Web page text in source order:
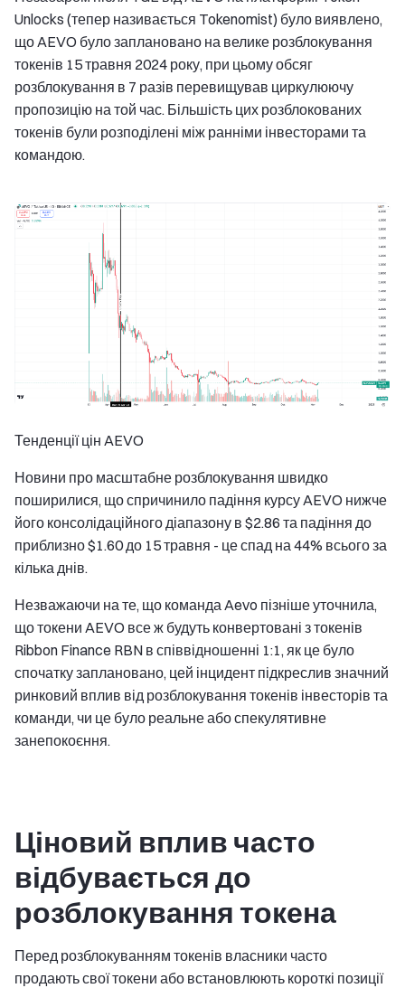
Unlocks (тепер називається Tokenomist) було виявлено,
що AEVO було заплановано на велике розблокування
токенів 15 травня 2024 року, при цьому обсяг
розблокування в 7 разів перевищував циркулюючу
пропозицію на той час. Більшість цих розблокованих
токенів були розподілені між ранніми інвесторами та
командою.
Тенденції цін AEVO
Новини про масштабне розблокування швидко
поширилися, що спричинило падіння курсу AEVO нижче
його консолідаційного діапазону в $2.86 та падіння до
приблизно $1.60 до 15 травня - це спад на 44% всього за
кілька днів.
Незважаючи на те, що команда Aevo пізніше уточнила,
що токени AEVO все ж будуть конвертовані з токенів
Ribbon Finance RBN в співвідношенні 1:1, як це було
спочатку заплановано, цей інцидент підкреслив значний
ринковий вплив від розблокування токенів інвесторів та
команди, чи це було реальне або спекулятивне
занепокоєння.
Ціновий вплив часто
відбувається до
розблокування токена
Перед розблокуванням токенів власники часто
продають свої токени або встановлюють короткі позиції